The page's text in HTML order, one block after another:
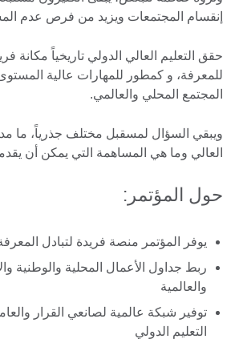
إنقسام المجتمعات ويزيد من فرص عدم
حقق التعليم العالي الدولي تاريخياً مكانة
للمعرفة، و كمطور للمهارات عالية
المجتمع المحلي والعالمي.
ويبقي السؤال لمسقبل مختلف جذرياً، ما
العالي وما هي المساهمة التي يمكن أن
حول المؤتمر:
يوفر المؤتمر منصة فريدة لتبادل
ربط جداول الأعمال المحلية والوطنية
والعالمية
توفير شبكة عالمية لصانعي القرار
التعليم الدولي